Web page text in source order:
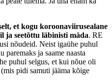
et kogu koroonaviirusealane
seetõttu läbinisti mäda. RE
nõudeid. Neist igaühe puhul
paremaks ja saame naasta
puhul selgus, et kui nõue oli
pidi samuti jääma kõige